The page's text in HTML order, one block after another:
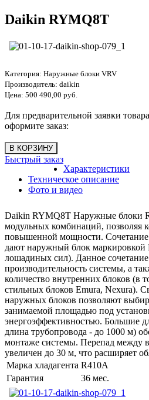
Daikin RYMQ8T
Категория: Наружные блоки VRV
Производитель: daikin
Цена: 500 490,00 руб.
Для предварительной заявки
оформите заказ:
Быстрый заказ
Характеристики
Техническое описание
Фото и видео
Daikin RYMQ8T Наружные блоки
модульных комбинаций, позволяя
повышенной мощности.
дают наружный блок маркировкой
лошадиных сил). Данное сочетание
производительность системы, а
количество внутренних блоков (в
стильных блоков Emura, Nexura).
наружных блоков позволяют
занимаемой площадью под
энергоэффективностью. Большие
длина трубопровода - до 1000 м)
монтаже системы. Перепад между
увеличен до 30 м, что расширяет
Марка хладагента R410A
Гарантия
36 мес.